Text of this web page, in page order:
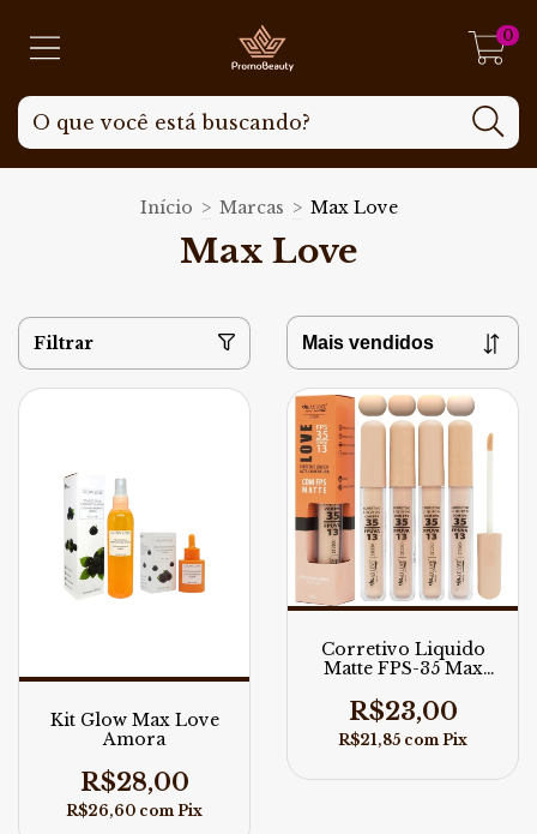
0
Início > Marcas > Max Love
Max Love
Filtrar
Kit Glow Max Love
Amora
R$28,00
R$26,60 com Pix
Corretivo Liquido
Matte FPS-35 Max
R$23,00
R$21,85 com Pix